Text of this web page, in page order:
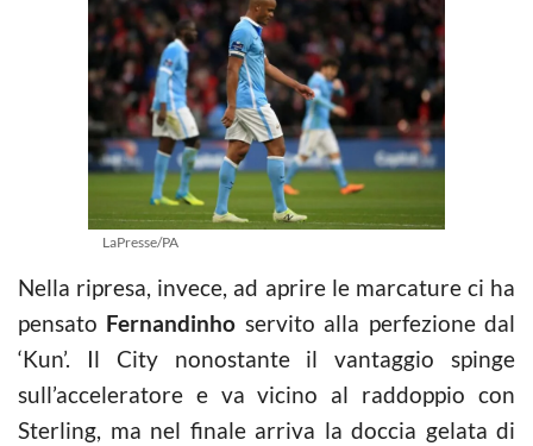
LaPresse/PA
Nella ripresa, invece, ad aprire le marcature ci ha
pensato Fernandinho servito alla perfezione dal
‘Kun’. Il City nonostante il vantaggio spinge
sull’acceleratore e va vicino al raddoppio con
Sterling, ma nel finale arriva la doccia gelata di